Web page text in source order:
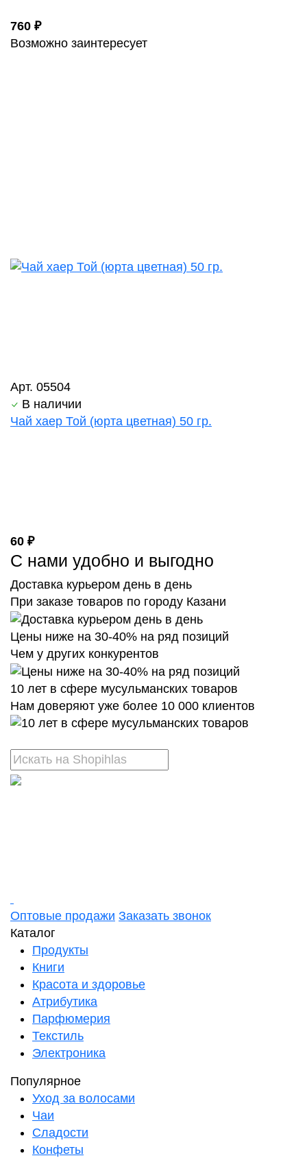
760 ₽
Возможно заинтересует
Арт. 05504
В наличии
Чай хаер Той (юрта цветная) 50 гр.
60 ₽
С нами удобно и выгодно
Доставка курьером день в день
При заказе товаров по городу Казани
Цены ниже на 30-40% на ряд позиций
Чем у других конкурентов
10 лет в сфере мусульманских товаров
Нам доверяют уже более 10 000 клиентов
Оптовые продажи Заказать звонок
Каталог
Продукты
Книги
Красота и здоровье
Атрибутика
Парфюмерия
Текстиль
Электроника
Популярное
Уход за волосами
Чаи
Сладости
Конфеты